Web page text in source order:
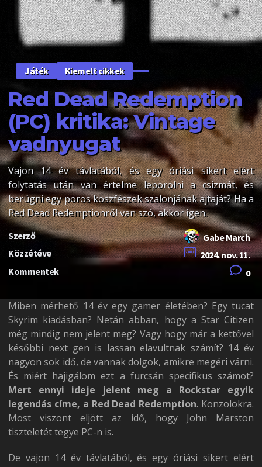
Játék Kiemelt cikkek
Red Dead Redemption
(PC) kritika: Vintage
vadnyugat
Vajon 14 év távlatából, és egy óriási sikert elért
folytatás után van értelme leporolni a csizmát, és
berúgni egy poros koszfészek szalonjának ajtaját? Ha a
Red Dead Redemptionről van szó, akkor igen.
Szerző
Gabe March
Közzétéve
2024. nov. 11.
Kommentek
0
Miben mérhető 14 év egy gamer életében? Egy tucat
Skyrim kiadásban? Netán abban, hogy a Star Citizen
még mindig nem jelent meg? Vagy hogy már a kettővel
későbbi next gen is lassan elavultnak számít? 14 év
nagyon sok idő, de vannak dolgok, amikre megéri várni.
És miért hajigálom ezt a furcsán specifikus számot?
Mert ennyi ideje jelent meg a Rockstar egyik
legendás címe, a Red Dead Redemption. Konzolokra.
Most viszont eljött az idő, hogy John Marston
tiszteletét tegye PC-n is.
De vajon 14 év távlatából, és egy óriási sikert elért